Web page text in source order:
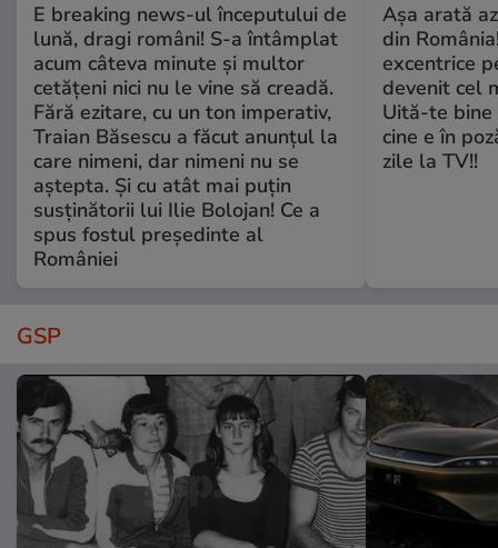
E breaking news-ul începutului de
lună, dragi români! S-a întâmplat
acum câteva minute și multor
cetățeni nici nu le vine să creadă.
Fără ezitare, cu un ton imperativ,
Traian Băsescu a făcut anunțul la
care nimeni, dar nimeni nu se
aștepta. Și cu atât mai puțin
susținătorii lui Ilie Bolojan! Ce a
spus fostul președinte al
României
Așa arată
din
excentrice
devenit cel
Uită-te bine
cine e în
zile la TV!!
GSP